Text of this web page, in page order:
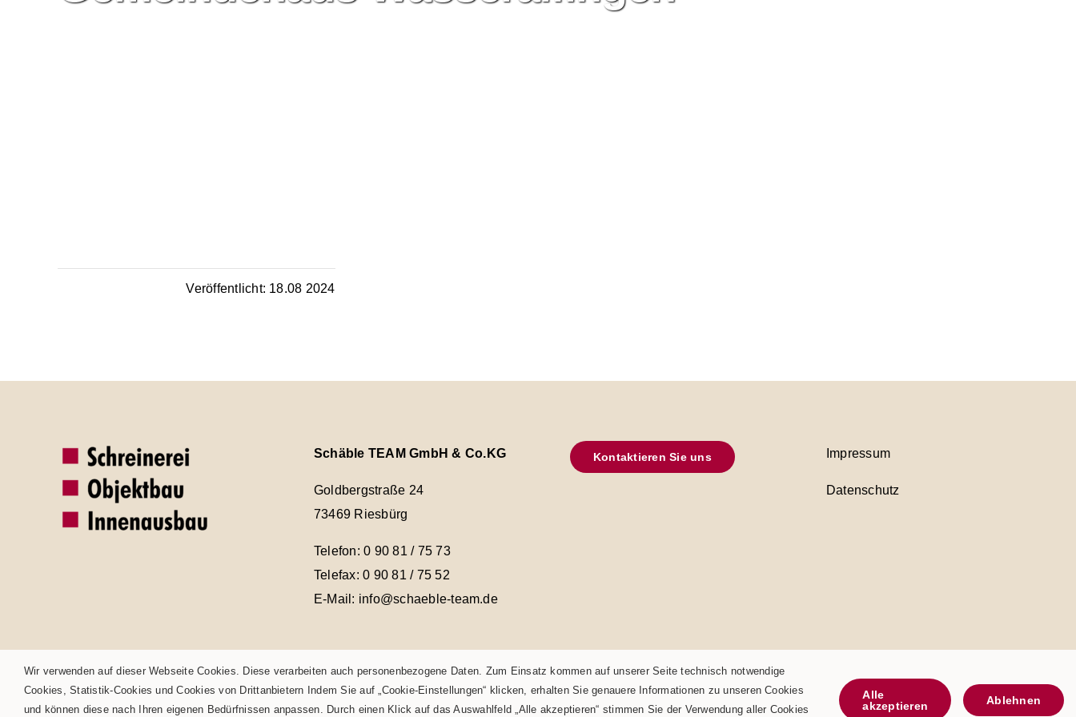
Veröffentlicht: 18.08 2024
Schäble TEAM GmbH & Co.KG
Goldbergstraße 24
73469 Riesbürg
Telefon: 0 90 81 / 75 73
Telefax: 0 90 81 / 75 52
E-Mail: info@schaeble-team.de
Kontaktieren Sie uns Impressum
Datenschutz
Copyright © 2026 | Schäble TEAM GmbH & Co.KG
Wir verwenden auf dieser Webseite Cookies. Diese verarbeiten auch personenbezogene Daten. Zum Einsatz kommen auf unserer Seite technisch notwendige
Cookies, Statistik-Cookies und Cookies von Drittanbietern Indem Sie auf „Cookie-Einstellungen“ klicken, erhalten Sie genauere Informationen zu unseren Cookies
und können diese nach Ihren eigenen Bedürfnissen anpassen. Durch einen Klick auf das Auswahlfeld „Alle akzeptieren“ stimmen Sie der Verwendung aller Cookies
Alle
akzeptieren
Ablehnen